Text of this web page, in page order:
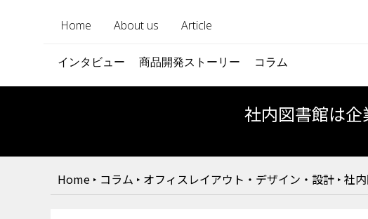
Home About us Article
インタビュー 商品開発ストーリー コラム
社内図書館は
Home ‣ コラム ‣ オフィスレイアウト・デザイン・設計 ‣ 社